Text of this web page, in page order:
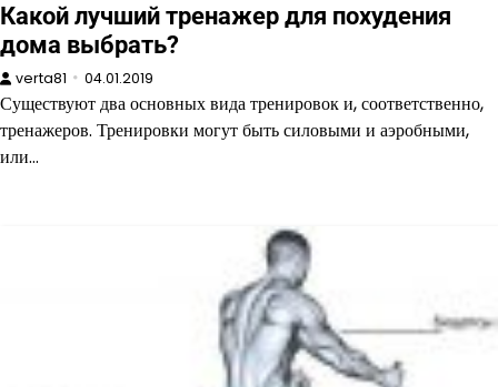
Какой лучший тренажер для похудения
дома выбрать?
verta81 04.01.2019
Существуют два основных вида тренировок и, соответственно,
тренажеров. Тренировки могут быть силовыми и аэробными,
или…